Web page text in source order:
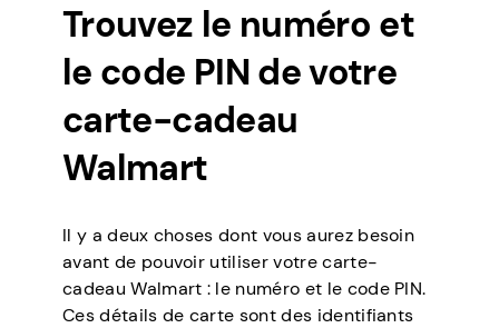
Trouvez le numéro et
le code PIN de votre
carte-cadeau
Walmart
Il y a deux choses dont vous aurez besoin
avant de pouvoir utiliser votre carte-
cadeau Walmart : le numéro et le code PIN.
Ces détails de carte sont des identifiants